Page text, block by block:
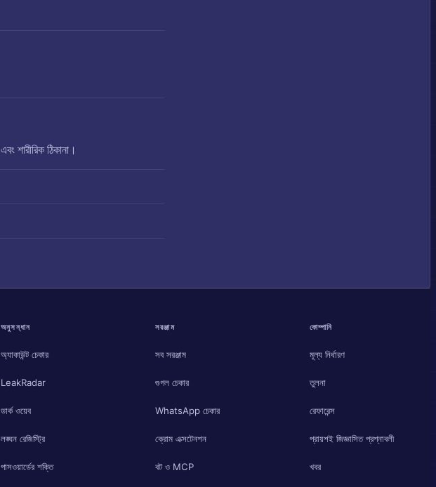
শারীরিক ঠিকানা।
অনুসন্ধান
অ্যাকাউন্ট চেকার
LeakRadar
ডার্ক ওয়েব
লঙ্ঘন রেজিস্ট্রি
পাসওয়ার্ডের শক্তি
সরঞ্জাম
সব সরঞ্জাম
গুগল চেকার
WhatsApp চেকার
ক্রোম এক্সটেনশন
বট ও MCP
কোম্পানি
মূল্য নির্ধারণ
তুলনা
রেফারেন্স
প্রায়শই জিজ্ঞাসিত প্রশ্নাবলী
খবর